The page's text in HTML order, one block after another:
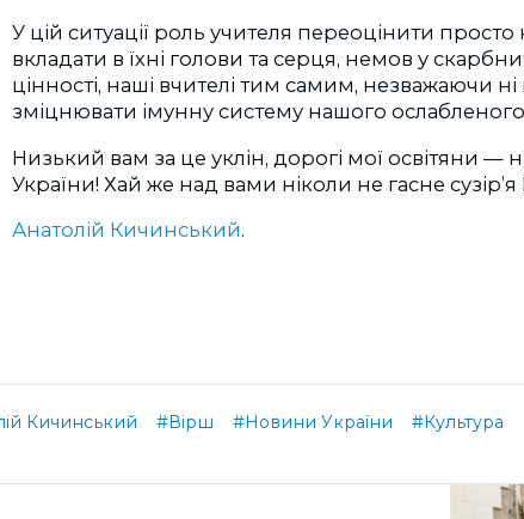
У цій ситуації роль учителя переоцінити
вкладати в їхні голови та серця, немов у
цінності, наші вчителі тим самим, незважаючи
зміцнювати імунну систему нашого ослабленого
Низький вам за це уклін, дорогі мої освітяни —
України! Хай же над вами ніколи не гасне сузір’я
Анатолій Кичинський.
Кичинський #Вірш #Новини України #Культура